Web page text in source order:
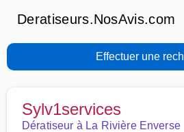
Deratiseurs.NosAvis.com
Effectuer une
Sylv1services
Dératiseur à La Rivière Enverse